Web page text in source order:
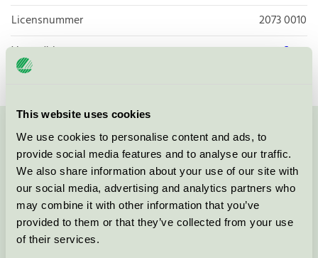
This website uses cookies
We use cookies to personalise content and ads, to
provide social media features and to analyse our traffic.
We also share information about your use of our site with
our social media, advertising and analytics partners who
may combine it with other information that you’ve
provided to them or that they’ve collected from your use
of their services.
Licensnummer
2073 0010
Varumärke
Søve
Kontakta oss på 08-55 55 24 00eller via formuläret:
Fortsätt